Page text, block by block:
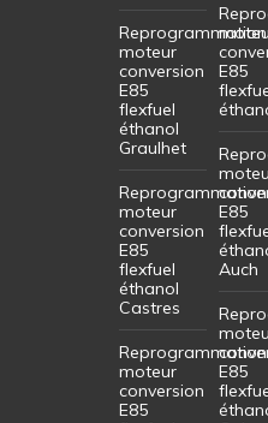
Reprogrammation
moteur
conversion
E85
flexfuel
éthanol
Graulhet
Reprogrammation
moteur
conversion
E85
flexfuel
éthanol
Castres
Reprogrammation
moteur
conversion
E85
E85
E85
Auch
E85